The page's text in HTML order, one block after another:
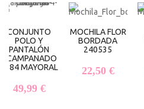
CONJUNTO
POLO Y
PANTALÓN
ACAMPANADO
7584 MAYORAL
49,99 €
MOCHILA FLOR
BORDADA
240535
22,50 €